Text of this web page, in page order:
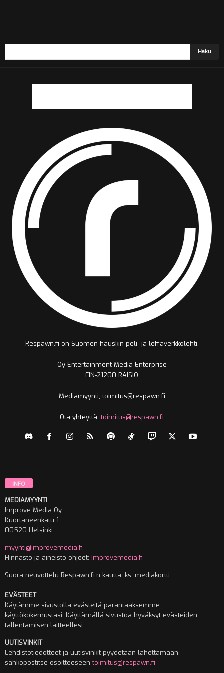
Respawn.fi on Suomen hauskin peli- ja leffaverkkolehti.
Oy Entertainment Media Enterprise
FIN-21200 RAISIO
Mediamyynti, toimitus@respawn.fi
Ota yhteyttä:toimitus@respawn.fi
INFO
MEDIAMYYNTI
Improve Media Oy
Kuortaneenkatu 1
00520 Helsinki
myynti@improvemedia.fi
Hinnasto ja aineisto-ohjeet: Improvemedia.fi
Suora neuvottelu Respawn.fi:n kautta, ks. mediakortti
EVÄSTEET
Käytämme sivustolla evästeitä parantaaksemme
käyttökokemustasi. Käyttämällä sivustoa hyväksyt evästeiden
tallentamisen laitteellesi.
UUTISVINKIT
Lehdistötiedotteet ja uutisvinkit pyydetään lähettämään
sähköpostitse osoitteeseentoimitus@respawn.fi